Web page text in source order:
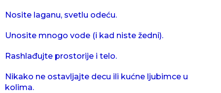
Nosite laganu, svetlu odeću.
Unosite mnogo vode (i kad niste žedni).
Rashlađujte prostorije i telo.
Nikako ne ostavljajte decu ili kućne ljubimce u
kolima.